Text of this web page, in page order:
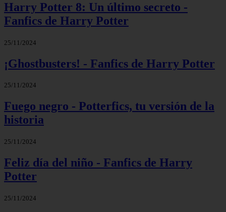
Harry Potter 8: Un último secreto -
Fanfics de Harry Potter
25/11/2024
¡Ghostbusters! - Fanfics de Harry Potter
25/11/2024
Fuego negro - Potterfics, tu versión de la
historia
25/11/2024
Feliz día del niño - Fanfics de Harry
Potter
25/11/2024